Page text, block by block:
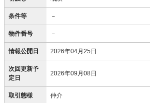
条件等 －
物件番号 －
情報公開日 2026年04月25日
次回更新予
定日
2026年09月08日
取引態様 仲介